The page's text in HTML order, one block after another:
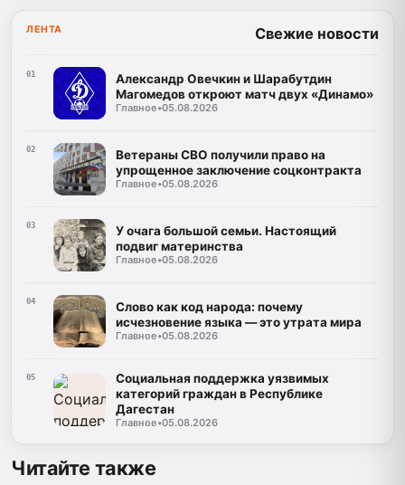
ЛЕНТА Свежие новости
01
Александр Овечкин и Шарабутдин
Магомедов откроют матч двух «Динамо»
Главное•05.08.2026
02
Ветераны СВО получили право на
упрощенное заключение соцконтракта
Главное•05.08.2026
03
У очага большой семьи. Настоящий
подвиг материнства
Главное•05.08.2026
04
Слово как код народа: почему
исчезновение языка — это утрата мира
Главное•05.08.2026
05
Социальная поддержка уязвимых
категорий граждан в Республике
Дагестан
Главное•05.08.2026
Читайте также